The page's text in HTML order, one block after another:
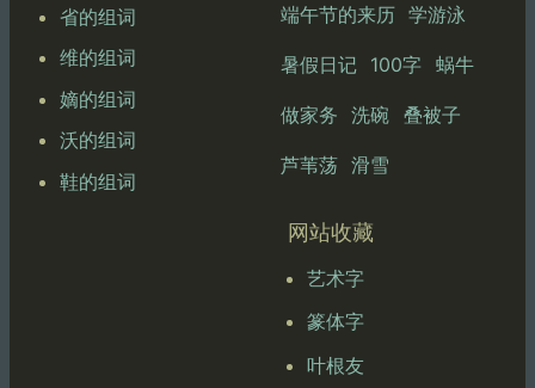
省的组词
维的组词
嫡的组词
沃的组词
鞋的组词
端午节的来历 学游泳
暑假日记 100字 蜗牛
做家务 洗碗 叠被子
芦苇荡 滑雪
网站收藏
艺术字
篆体字
叶根友